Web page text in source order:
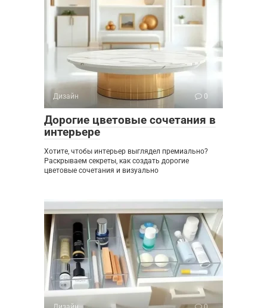
Дизайн 0
Дорогие цветовые сочетания в
интерьере
Хотите, чтобы интерьер выглядел премиально?
Раскрываем секреты, как создать дорогие
цветовые сочетания и визуально